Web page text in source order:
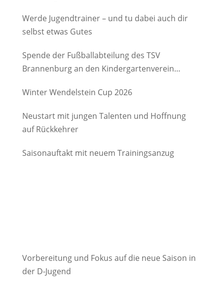
Werde Jugendtrainer – und tu dabei auch dir
selbst etwas Gutes
Spende der Fußballabteilung des TSV
Brannenburg an den Kindergartenverein
Winter Wendelstein Cup 2026
Neustart mit jungen Talenten und Hoffnung
auf Rückkehrer
Saisonauftakt mit neuem Trainingsanzug
Vorbereitung und Fokus auf die neue Saison in
der D-Jugend